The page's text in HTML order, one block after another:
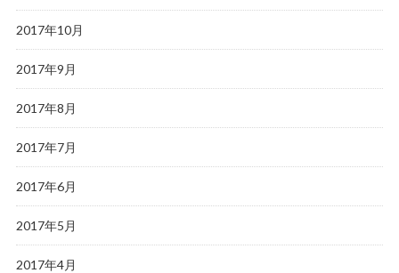
2017年10月
2017年9月
2017年8月
2017年7月
2017年6月
2017年5月
2017年4月